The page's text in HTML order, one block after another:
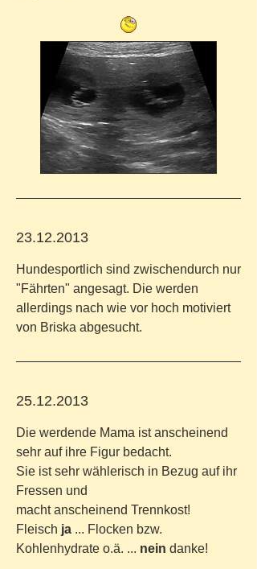
23.12.2013
Hundesportlich sind zwischendurch nur
"Fährten" angesagt. Die werden
allerdings nach wie vor hoch motiviert
von Briska abgesucht.
25.12.2013
Die werdende Mama ist anscheinend
sehr auf ihre Figur bedacht.
Sie ist sehr wählerisch in Bezug auf ihr
Fressen und
macht anscheinend Trennkost!
Fleisch ja ... Flocken bzw.
Kohlenhydrate o.ä. ... nein danke!